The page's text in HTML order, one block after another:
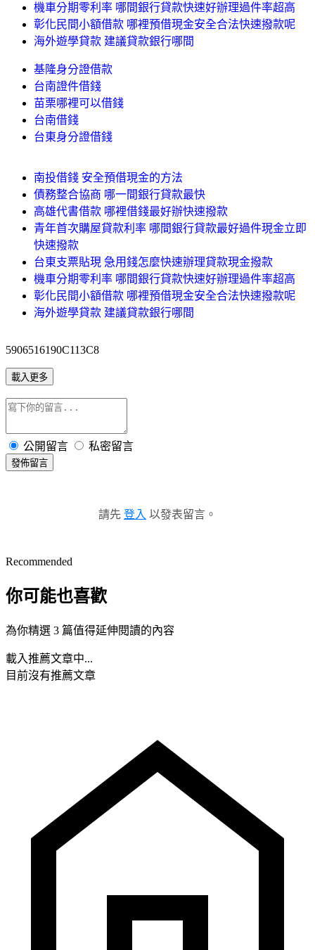
機車分期零利率 哪間銀行貸款快速好辦理過件率超高
彰化民間小額借款 哪裡預借現金安全合法快速撥款呢
海外遊學貸款 建議貸款銀行哪間
基隆身分證借款
台南證件借錢
苗栗哪裡可以借錢
台南借錢
台東身分證借錢
南投借錢 安全預借現金的方法
債務整合協商 哪一間銀行貸款最快
高雄代書借款 哪裡借錢最好辦快速撥款
青年首次購屋貸款利率 哪間銀行貸款最好過件現金立即
快速撥款
台東支票貼現 急用錢怎麼快速辦理貸款現金撥款
機車分期零利率 哪間銀行貸款快速好辦理過件率超高
彰化民間小額借款 哪裡預借現金安全合法快速撥款呢
海外遊學貸款 建議貸款銀行哪間
5906516190C113C8
載入更多
公開留言 私密留言
發佈留言
請先 登入 以發表留言。
Recommended
你可能也喜歡
為你精選 3 篇值得延伸閱讀的內容
載入推薦文章中...
目前沒有推薦文章